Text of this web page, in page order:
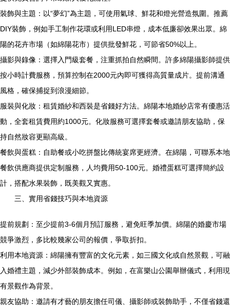
裝飾與主題：以“夢幻”為主題，可使用氣球、鮮花和燈光營造氛圍。推薦
DIY裝飾，例如手工制作花環或利用LED串燈，成本低廉卻效果出眾。綿
陽的花卉市場（如綿陽花市）提供批發鮮花，可節省50%以上。
攝影與錄像：選擇入門級套餐，注重抓拍自然瞬間。許多綿陽攝影師提供
按小時計費服務，預算控制在2000元內即可獲得高質量成片。提前溝通
風格，確保捕捉到浪漫細節。
服裝與化妝：租賃婚紗和西裝是省錢好方法。綿陽本地婚紗店常有優惠活
動，全套租賃費用約1000元。化妝服務可選擇套餐或邀請朋友協助，保
持自然妝容更顯高級。
餐飲與蛋糕：自助餐或小吃拼盤比傳統宴席更經濟。在綿陽，可聯系本地
餐飲供應商提供定制服務，人均費用50-100元。婚禮蛋糕可選擇簡約設
計，搭配水果裝飾，既美觀又實惠。
三、實用省錢技巧與本地資源
提前規劃：至少提前3-6個月預訂服務，避免旺季加價。綿陽的婚慶市場
競爭激烈，多比較幾家公司的報價，爭取折扣。
利用本地資源：綿陽擁有豐富的文化元素，如三國文化或自然景觀，可融
入婚禮主題，減少外部裝飾成本。例如，在富樂山公園舉辦儀式，利用現
有景觀作為背景。
親友協助：邀請有才藝的朋友擔任司儀、攝影師或裝飾助手，不僅省錢還